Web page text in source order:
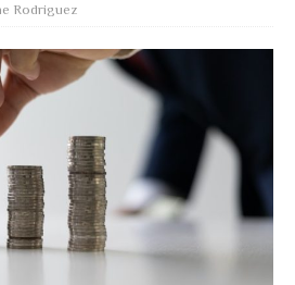
Rodriguez